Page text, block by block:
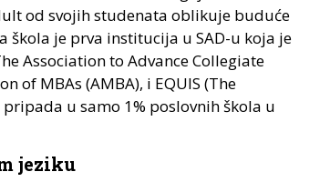
od svojih studenata oblikuje buduće
škola je prva institucija u SAD-u koja je
Association to Advance Collegiate
of MBAs (AMBA), i EQUIS (The
u samo 1% poslovnih škola u
jeziku